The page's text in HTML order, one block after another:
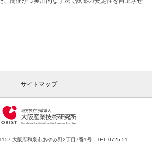
サイトマップ
大阪府和泉市あゆみ野2丁目7番1号 TEL 0725-51-